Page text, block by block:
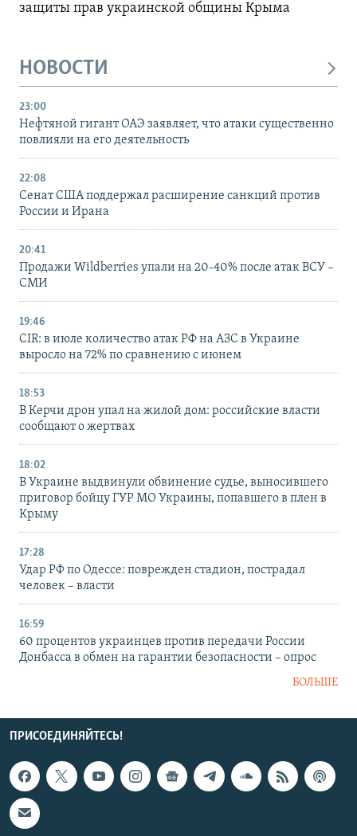
защиты прав украинской общины Крыма
НОВОСТИ
23:00
Нефтяной гигант ОАЭ заявляет, что атаки существенно
повлияли на его деятельность
22:08
Сенат США поддержал расширение санкций против
России и Ирана
20:41
Продажи Wildberries упали на 20-40% после атак ВСУ –
СМИ
19:46
CIR: в июле количество атак РФ на АЗС в Украине
выросло на 72% по сравнению с июнем
18:53
В Керчи дрон упал на жилой дом: российские власти
сообщают о жертвах
18:02
В Украине выдвинули обвинение судье, выносившего
приговор бойцу ГУР МО Украины, попавшего в плен в
Крыму
17:28
Удар РФ по Одессе: поврежден стадион, пострадал
человек – власти
16:59
60 процентов украинцев против передачи России
Донбасса в обмен на гарантии безопасности – опрос
БОЛЬШЕ
ПРИСОЕДИНЯЙТЕСЬ!